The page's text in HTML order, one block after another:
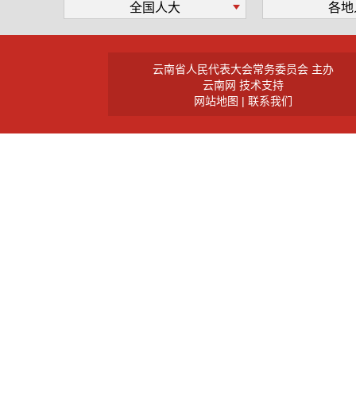
全国人大 各
云南省人民代表大会常务委员会 主办
云南网 技术支持
网站地图 | 联系我们